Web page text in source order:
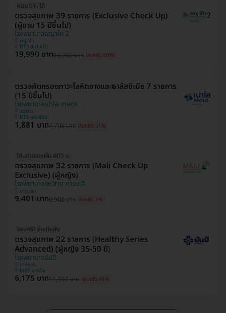
ผ่อน 0% ได้
ตรวจสุขภาพ 39 รายการ (Exclusive Check Up)
(ผู้ชาย 15 ปีขึ้นไป)
โรงพยาบาลพญาไท 2
พญาไท
BTS สนามเป้า
19,990 บาท53,760 บาท ประหยัด 60%
ตรวจคัดกรองภาวะโลหิตจางและธาลัสซีเมีย 7 รายการ
(15 ปีขึ้นไป)
โรงพยาบาลเปาโล เกษตร
จตุจักร
BTS เสนานิคม
1,881 บาท2,708 บาท ประหยัด 31%
โอนจ่ายลดเพิ่ม 400 บ.
ตรวจสุขภาพ 32 รายการ (Mali Check Up
Exclusive) (ผู้หญิง)
โรงพยาบาลสหวิทยาการมะลิ
บางบอน
9,401 บาท9,900 บาท ประหยัด 1%
จองฟรี! จ่ายทีหลัง
ตรวจสุขภาพ 22 รายการ (Healthy Series
Advanced) (ผู้หญิง 35-50 ปี)
โรงพยาบาลยันฮี
บางพลัด
MRT บางอ้อ
6,175 บาท11,500 บาท ประหยัด 46%